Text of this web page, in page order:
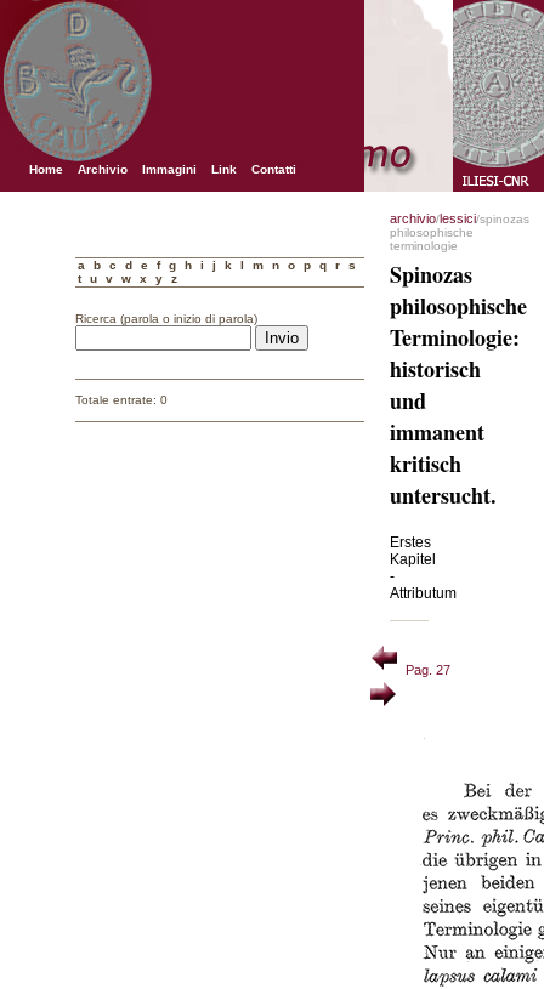
Home Archivio Immagini Link Contatti
a b c d e f g h i j k l m n o p q r
s
t
u v w x y z
Ricerca (parola o inizio di parola)
Totale entrate: 0
archivio/lessici/spinozas
philosophische
terminologie
Spinozas
philosophische
Terminologie:
historisch
und
immanent
kritisch
untersucht.
Erstes
Kapitel
-
Attributum
Pag. 27